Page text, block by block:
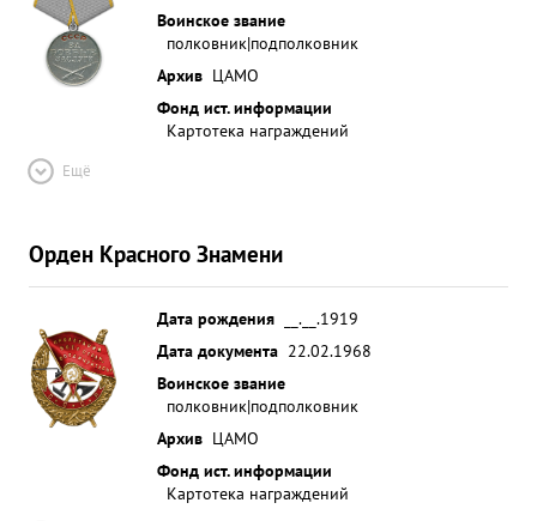
Воинское звание
полковник|подполковник
Архив ЦАМО
Фонд ист. информации
Картотека награждений
Ещё
Орден Красного Знамени
Дата рождения
__.__.1919
Дата документа 22.02.1968
Воинское звание
полковник|подполковник
Архив ЦАМО
Фонд ист. информации
Картотека награждений